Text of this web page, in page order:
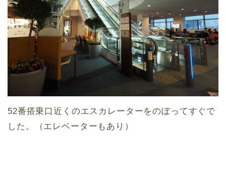
52番搭乗口近くのエスカレーターをのぼってすぐで
した。（エレベーターもあり）